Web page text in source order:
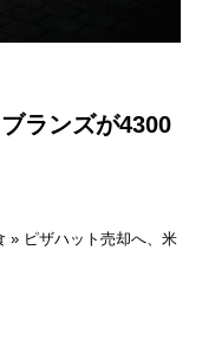
ランズが4300
» ピザハット売却へ、米